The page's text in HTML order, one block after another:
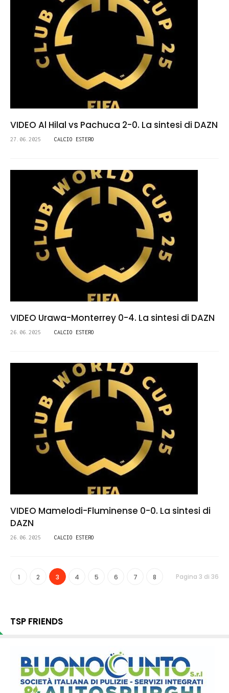
VIDEO Al Hilal vs Pachuca 2-0. La sintesi di DAZN
27.06.2025 CALCIO ESTERO
VIDEO Urawa-Monterrey 0-4. La sintesi di DAZN
26.06.2025 CALCIO ESTERO
VIDEO Mamelodi-Fluminense 0-0. La sintesi di
DAZN
26.06.2025 CALCIO ESTERO
1 2 3 4 5 6 7 8 Pagina 3 di 36
TSP FRIENDS